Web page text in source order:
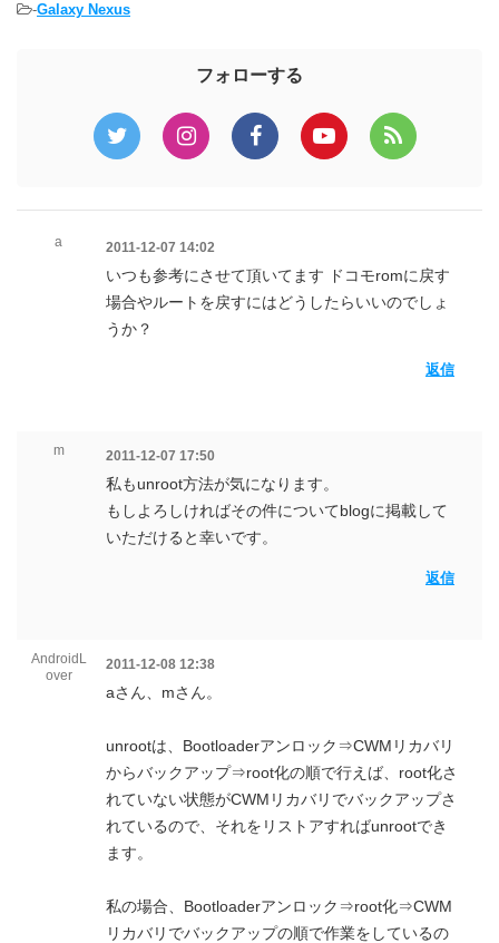
-Galaxy Nexus
フォローする
a 2011-12-07 14:02
いつも参考にさせて頂いてます ドコモromに戻す
場合やルートを戻すにはどうしたらいいのでしょ
うか？
返信
m 2011-12-07 17:50
私もunroot方法が気になります。
もしよろしければその件についてblogに掲載して
いただけると幸いです。
返信
AndroidL
over
2011-12-08 12:38
aさん、mさん。
unrootは、Bootloaderアンロック⇒CWMリカバリ
からバックアップ⇒root化の順で行えば、root化さ
れていない状態がCWMリカバリでバックアップさ
れているので、それをリストアすればunrootでき
ます。
私の場合、Bootloaderアンロック⇒root化⇒CWM
リカバリでバックアップの順で作業をしているの